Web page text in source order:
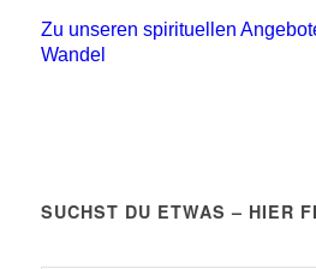
Zu unseren spirituellen
Wandel
SUCHST DU ETWAS – HIER